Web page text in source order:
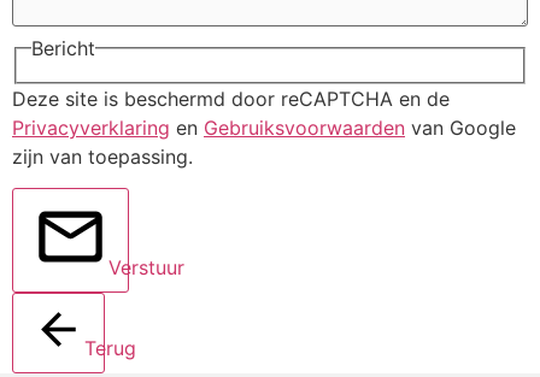
Bericht
Deze site is beschermd door reCAPTCHA en de
Privacyverklaring en Gebruiksvoorwaarden van Google
zijn van toepassing.
Verstuur
Terug